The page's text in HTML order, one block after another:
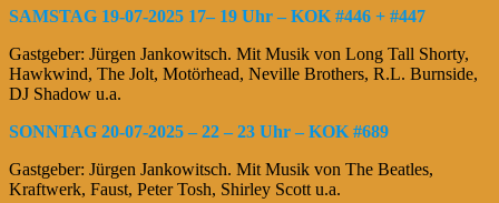
SAMSTAG 19-07-2025 17– 19 Uhr – KOK #446 + #447
Gastgeber: Jürgen Jankowitsch. Mit Musik von Long Tall Shorty,
Hawkwind, The Jolt, Motörhead, Neville Brothers, R.L. Burnside,
DJ Shadow u.a.
SONNTAG 20-07-2025 – 22 – 23 Uhr – KOK #689
Gastgeber: Jürgen Jankowitsch. Mit Musik von The Beatles,
Kraftwerk, Faust, Peter Tosh, Shirley Scott u.a.